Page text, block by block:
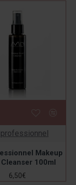
Makeup
100ml
6,50€